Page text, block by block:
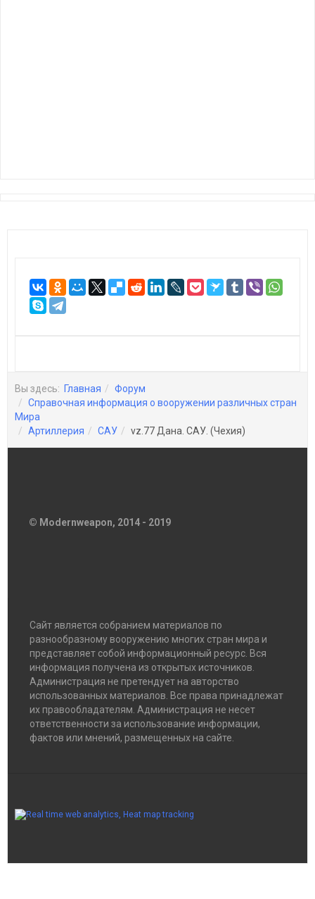
Вы здесь: Главная
Форум
Справочная информация о вооружении различных стран
Мира
Артиллерия
САУ vz.77 Дана. САУ. (Чехия)
© Modernweapon, 2014 - 2019
Сайт является собранием материалов по
разнообразному вооружению многих стран мира и
представляет собой информационный ресурс. Вся
информация получена из открытых источников.
Администрация не претендует на авторство
использованных материалов. Все права принадлежат
их правообладателям. Администрация не несет
ответственности за использование информации,
фактов или мнений, размещенных на сайте.